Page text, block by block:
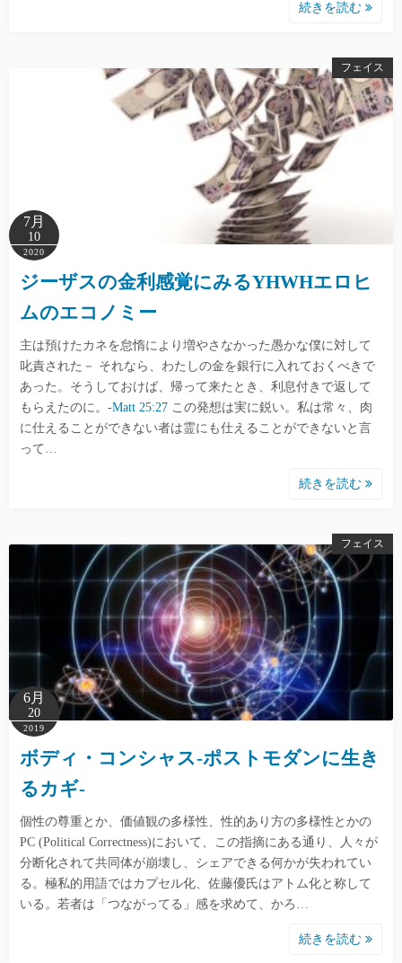
続きを読む
フェイス
7月
10
2020
ジーザスの金利感覚にみるYHWHエロヒ
ムのエコノミー
主は預けたカネを怠惰により増やさなかった愚かな僕に対して
叱責された－ それなら、わたしの金を銀行に入れておくべきで
あった。そうしておけば、帰って来たとき、利息付きで返して
もらえたのに。-Matt 25:27 この発想は実に鋭い。私は常々、肉
に仕えることができない者は霊にも仕えることができないと言
って…
続きを読む
フェイス
6月
20
2019
ボディ・コンシャス-ポストモダンに生き
るカギ-
個性の尊重とか、価値観の多様性、性的あり方の多様性とかの
PC (Political Correctness)において、この指摘にある通り、人々が
分断化されて共同体が崩壊し、シェアできる何かが失われてい
る。極私的用語ではカプセル化、佐藤優氏はアトム化と称して
いる。若者は「つながってる」感を求めて、かろ…
続きを読む